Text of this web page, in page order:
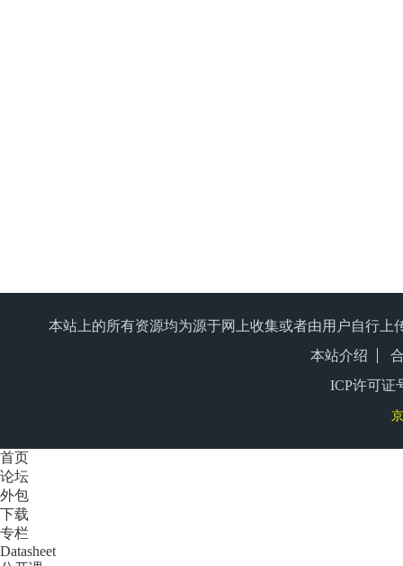
本站上的所有资源均为源于网上收集或者由用户自行
本站介绍
ICP许可证
首页
论坛
外包
下载
专栏
Datasheet